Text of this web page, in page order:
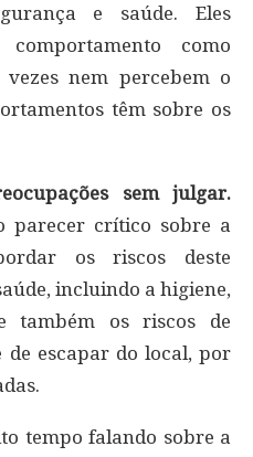
e saúde. Eles
como
nem percebem o
têm sobre os
sem julgar.
parecer crítico sobre a
os riscos deste
incluindo a higiene,
também os riscos de
de escapar do local, por
tempo falando sobre a